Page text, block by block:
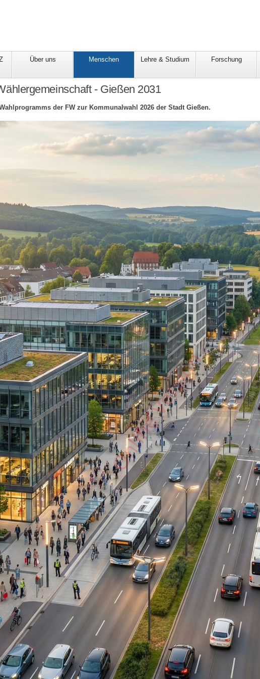
Über uns Menschen Lehre & Studium Forschung
- Gießen 2031
der FW zur Kommunalwahl 2026 der Stadt Gießen.